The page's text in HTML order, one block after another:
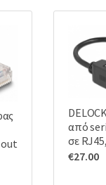
out
από
σε
€27.00